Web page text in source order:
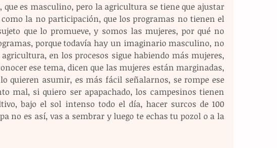
es masculino, pero la agricultura se tiene que ajustar
la no participación, que los programas no tienen el
que lo promueve, y somos las mujeres, por qué no
porque todavía hay un imaginario masculino, no
en los procesos sigue habiendo más mujeres,
ese tema, dicen que las mujeres están marginadas,
quieren asumir, es más fácil señalarnos, se rompe ese
mal, si quiero ser apapachado, los campesinos tienen
bajo el sol intenso todo el día, hacer surcos de 100
no es así, vas a sembrar y luego te echas tu pozol o a la